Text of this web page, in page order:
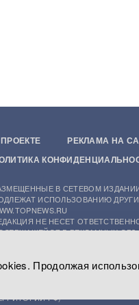
РЕКЛАМА НА
В СЕТЕВОМ ИЗДАНИИ
ИСПОЛЬЗОВАНИЮ
НЕ НЕСЕТ
В РЕКЛАМНЫХ
ТЕХНОЛОГИИ
РФ)
Продолжая